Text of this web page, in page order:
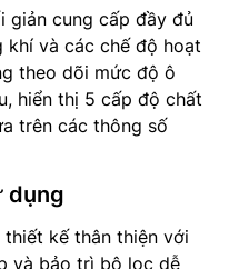
giản cung cấp đầy đủ
và các chế độ hoạt
theo dõi mức độ ô
hiển thị 5 cấp độ chất
trên các thông số
dụng
thiết kế thân thiện với
và bảo trì bộ lọc dễ